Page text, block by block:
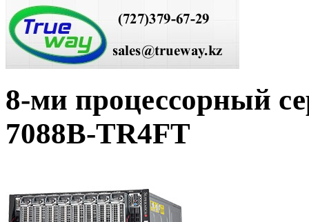
8-ми процессорный
7088B-TR4FT